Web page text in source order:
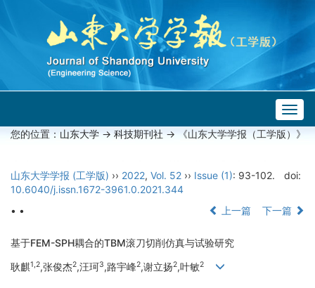
您的位置： 山东大学 -> 科技期刊社 -> 《山东大学学报（工学版）》
山东大学学报 (工学版) ›› 2022, Vol. 52 ›› Issue (1): 93-102.
doi:
10.6040/j.issn.1672-3961.0.2021.344
• •
上一篇 下一篇
基于FEM-SPH耦合的TBM滚刀切削仿真与试验研究
耿麒1,2,张俊杰2,汪珂3,路宇峰2,谢立扬2,叶敏2